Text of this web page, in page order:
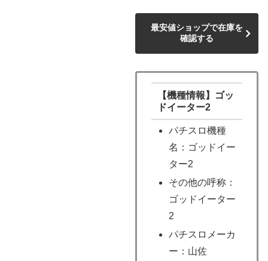
最安値ショップで在庫を
確認する
【機種情報】ゴッ
ドイーター2
パチスロ機種
名：ゴッドイー
ター2
その他の呼称：
ゴッドイーター
2
パチスロメーカ
ー：山佐